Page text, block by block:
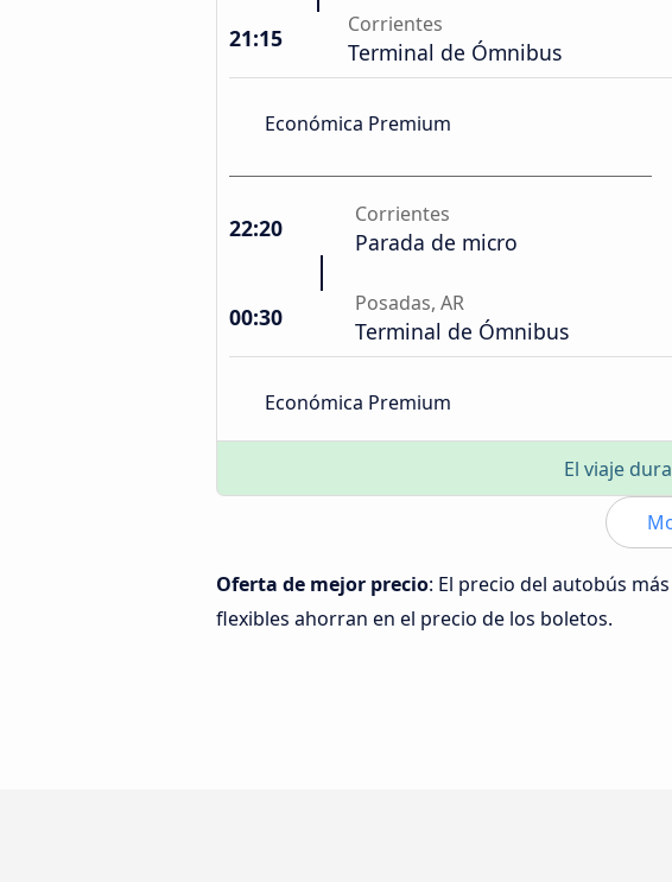
21:15 Corrientes
Terminal de Ómnibus
Económica Premium
22:20 Corrientes
Parada de micro
00:30 Posadas, AR
Terminal de Ómnibus
Económica Premium
El viaje
Oferta de mejor precio: El precio del autobús
flexibles ahorran en el precio de los boletos.